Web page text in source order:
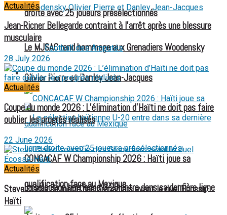
Le MJSAC rend hommage aux Grenadiers Woodensky
Olivier Pierre et Danley Jean-Jacques
La sélection haïtienne U-20 entre dans sa dernière ligne
droite avec 25 joueurs présélectionnés
Football des Amputés
FOOTBALL FÉMININ
CONCACAF W Championship 2026 : Haïti joue sa
qualification face au Mexique
Actualités
Jean-Ricner Bellegarde contraint à l’arrêt après une blessure
musculaire
28 July 2026
Actualités
Coupe du monde 2026 : L’élimination d’Haïti ne doit pas faire
oublier les progrès réalisés
22 June 2026
Actualités
Steve Clarke se méfie des Grenadiers avant le duel Écosse-
Haïti